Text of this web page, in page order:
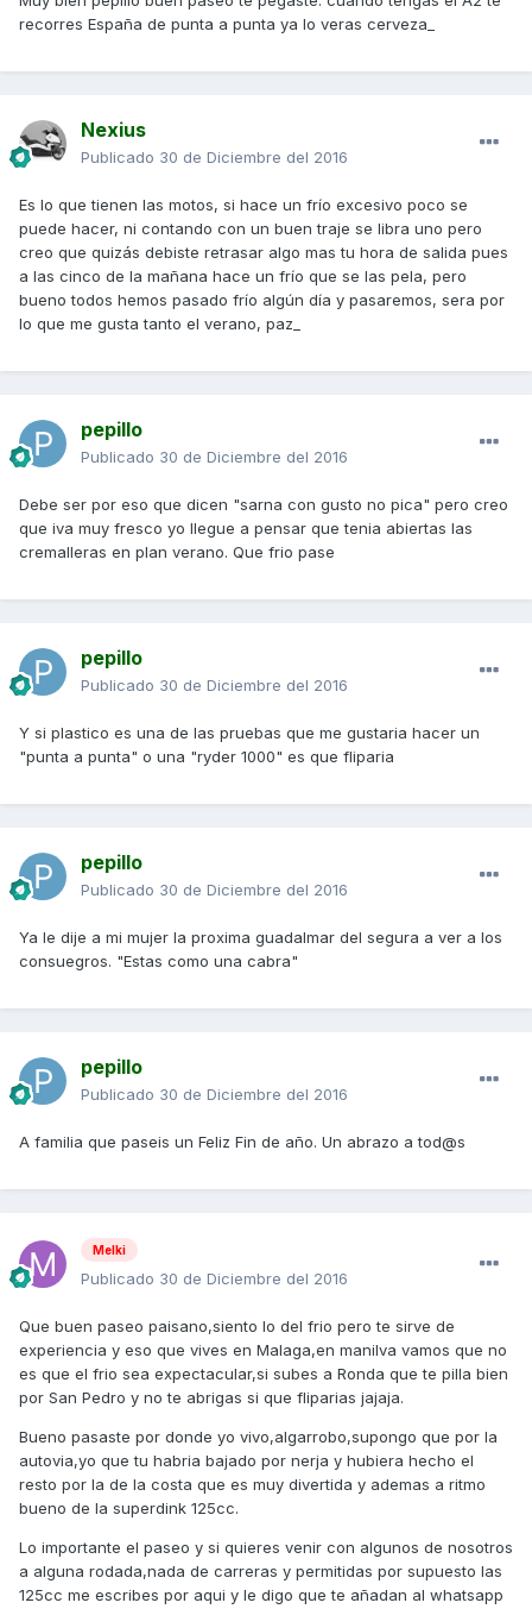
recorres España de punta a punta ya lo veras cerveza_
Nexius
Publicado 30 de Diciembre del 2016
Es lo que tienen las motos, si hace un frío excesivo poco se
puede hacer, ni contando con un buen traje se libra uno pero
creo que quizás debiste retrasar algo mas tu hora de salida pues
a las cinco de la mañana hace un frío que se las pela, pero
bueno todos hemos pasado frío algún día y pasaremos, sera por
lo que me gusta tanto el verano, paz_
pepillo
Publicado 30 de Diciembre del 2016
Debe ser por eso que dicen "sarna con gusto no pica" pero creo
que iva muy fresco yo llegue a pensar que tenia abiertas las
cremalleras en plan verano. Que frio pase
pepillo
Publicado 30 de Diciembre del 2016
Y si plastico es una de las pruebas que me gustaria hacer un
"punta a punta" o una "ryder 1000" es que fliparia
pepillo
Publicado 30 de Diciembre del 2016
Ya le dije a mi mujer la proxima guadalmar del segura a ver a los
consuegros. "Estas como una cabra"
pepillo
Publicado 30 de Diciembre del 2016
A familia que paseis un Feliz Fin de año. Un abrazo a tod@s
Melki
Publicado 30 de Diciembre del 2016
Que buen paseo paisano,siento lo del frio pero te sirve de
experiencia y eso que vives en Malaga,en manilva vamos que no
es que el frio sea expectacular,si subes a Ronda que te pilla bien
por San Pedro y no te abrigas si que fliparias jajaja.
Bueno pasaste por donde yo vivo,algarrobo,supongo que por la
autovia,yo que tu habria bajado por nerja y hubiera hecho el
resto por la de la costa que es muy divertida y ademas a ritmo
bueno de la superdink 125cc.
Lo importante el paseo y si quieres venir con algunos de nosotros
a alguna rodada,nada de carreras y permitidas por supuesto las
125cc me escribes por aqui y le digo que te añadan al whatsapp